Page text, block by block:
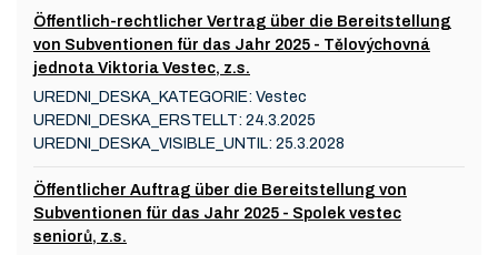
Öffentlich-rechtlicher Vertrag über die Bereitstellung
von Subventionen für das Jahr 2025 - Tělovýchovná
jednota Viktoria Vestec, z.s.
UREDNI_DESKA_KATEGORIE: Vestec
UREDNI_DESKA_ERSTELLT: 24.3.2025
UREDNI_DESKA_VISIBLE_UNTIL: 25.3.2028
Öffentlicher Auftrag über die Bereitstellung von
Subventionen für das Jahr 2025 - Spolek vestec
seniorů, z.s.